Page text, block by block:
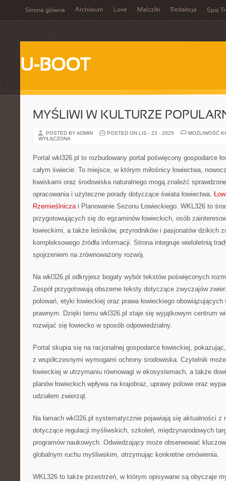
Strona główna Archiwum Love Malcziki Redakcja Spis
U-BOOT
MYŚLIWI W KULTURZE
POSTED BY ADMIN POSTED ON LIS - 23 - 2025
MOŻLIWOŚĆ
WYŁĄCZONA
Portal wkl326.pl to rozbudowany portal poświęcony gospodarce
całym świecie. To miejsce, w którym miłośnicy łowiectwa,
łowiskami oraz środowiska naturalnego mogą znaleźć
opracowania i użyteczne porady dotyczące świata łowiectwa.
Rzemieślniczai Planowanie Sezonu Łowieckiego. WKL326 to
przygotowujących się do egzaminów łowieckich, osób
łowieckimi, a także leśników, przyrodników i pasjonatów dzikich
kompleksowego źródła informacji. Strona integruje wieloletnią
spojrzeniem na zrównoważony rozwój.
Na wkl326.pl odkryjesz bogaty wybór tekstów poświęconych
Zespół przygotowują obszerne teksty dotyczące zwyczajów
polowań, etyki łowieckiej oraz prawa łowieckiego
prawnym. Dzięki temu wkl326.pl staje się wyjątkowym centrum
rozwijać się łowiecko w sposób odpowiedzialny.
Portal skupia się na racjonalnej gospodarce łowieckiej,
z współczesnymi wymogami ochrony środowiska. Czytelnik
łowieckiej w utrzymaniu równowagi w ekosystemach, a także
planów łowieckich wpływa na krajobraz, uprawy polowe oraz
udziałem zwierząt.
Na łamach wkl326.pl systematycznie pojawiają się aktualności z
dotyczące regulacji myśliwskich, szkoleń, międzynarodowych
programów naukowych. Odwiedzający może obserwować
globalnym ruchu myśliwskim, otrzymując konkretne omówienia.
WKL326 to także przestrzeń, w którym opisywane są obyczaje